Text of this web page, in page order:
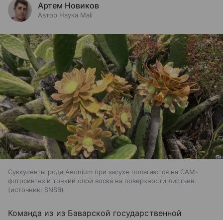
Артем Новиков
Автор Наука Mail
Суккуленты рода Aeonium при засухе полагаются на САМ-
фотосинтез и тонкий слой воска на поверхности листьев.
источник: SNSB
Команда из из Баварской государственной